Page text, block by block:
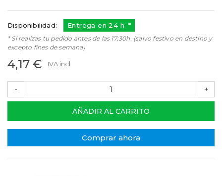
Disponibilidad: Entrega en 24 h. *
* Si realizas tu pedido antes de las 17:30h. (salvo festivo en destino y
excepto fines de semana)
4,17 € IVA incl.
- +
AÑADIR AL CARRITO
Comprar ahora